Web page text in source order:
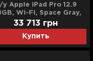
у Apple iPad Pro 12.9
Wi-Fi, Space Gray,
M2 (2022)
Купить
33 713 грн